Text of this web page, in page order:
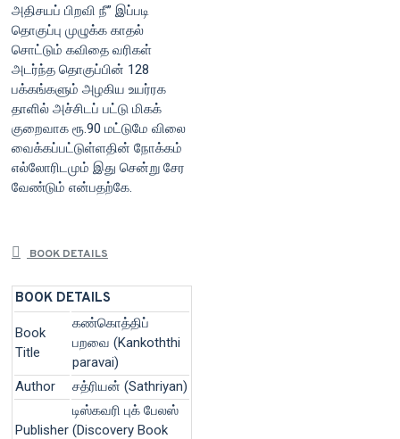
அதிசயப் பிறவி நீ” இப்படி
தொகுப்பு முழுக்க காதல்
சொட்டும் கவிதை வரிகள்
அடர்ந்த தொகுப்பின் 128
பக்கங்களும் அழகிய உயர்ரக
தாளில் அச்சிடப் பட்டு மிகக்
குறைவாக ரூ.90 மட்டுமே விலை
வைக்கப்பட்டுள்ளதின் நோக்கம்
எல்லோரிடமும் இது சென்று சேர
வேண்டும் என்பதற்கே.
BOOK DETAILS
BOOK DETAILS
Book
Title
கண்கொத்திப்
பறவை (Kankoththi
paravai)
Author
சத்ரியன் (Sathriyan)
Publisher
டிஸ்கவரி புக் பேலஸ்
(Discovery Book